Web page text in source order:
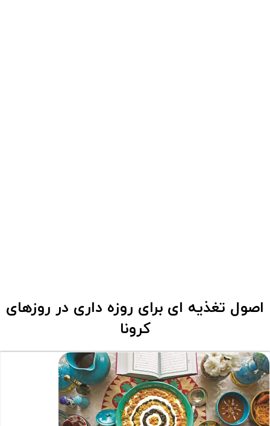
اصول تغذیه ای برای روزه داری در روزهای
کرونا